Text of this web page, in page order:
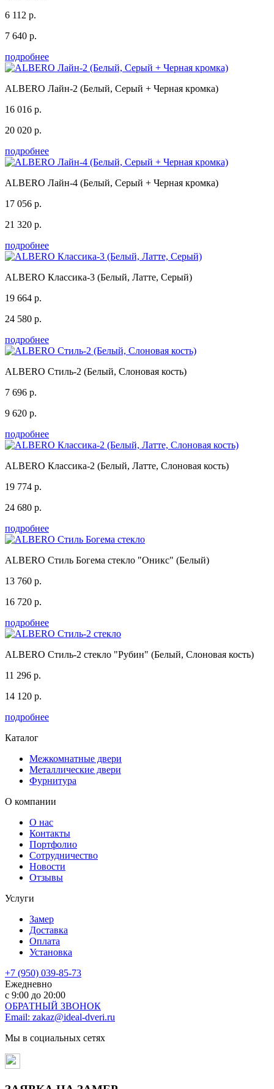
6 112 р.
7 640 р.
подробнее
ALBERO Лайн-2 (Белый, Серый + Черная кромка)
16 016 р.
20 020 р.
подробнее
ALBERO Лайн-4 (Белый, Серый + Черная кромка)
17 056 р.
21 320 р.
подробнее
ALBERO Классика-3 (Белый, Латте, Серый)
19 664 р.
24 580 р.
подробнее
ALBERO Стиль-2 (Белый, Слоновая кость)
7 696 р.
9 620 р.
подробнее
ALBERO Классика-2 (Белый, Латте, Слоновая кость)
19 774 р.
24 680 р.
подробнее
ALBERO Стиль Богема стекло "Оникс" (Белый)
13 760 р.
16 720 р.
подробнее
ALBERO Стиль-2 стекло "Рубин" (Белый, Слоновая кость)
11 296 р.
14 120 р.
подробнее
Каталог
Межкомнатные двери
Металлические двери
Фурнитура
О компании
О нас
Контакты
Портфолио
Сотрудничество
Новости
Отзывы
Услуги
Замер
Доставка
Оплата
Установка
+7 (950) 039-85-73
Ежедневно
c 9:00 до 20:00
ОБРАТНЫЙ ЗВОНОК
Email: zakaz@ideal-dveri.ru
Мы в социальных сетях